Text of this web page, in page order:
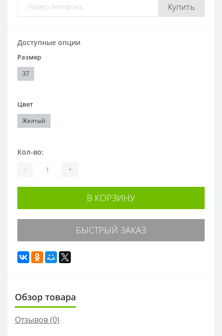
Купить
Доступные опции
Размер
37
Цвет
Желтый
Кол-во:
- +
В КОРЗИНУ
БЫСТРЫЙ ЗАКАЗ
Обзор товара
Отзывов (0)